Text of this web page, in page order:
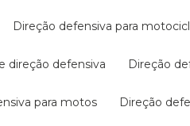
direção defensiva para
direção defensiva direção
para motos direção